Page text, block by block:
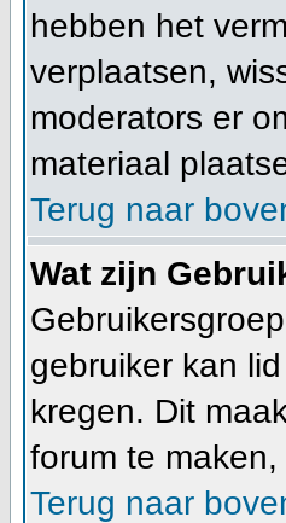
hebben het
verplaatsen,
moderators er
materiaal
Terug naar
Wat zijn
gebruiker kan
kregen. Dit
forum te
Terug naar